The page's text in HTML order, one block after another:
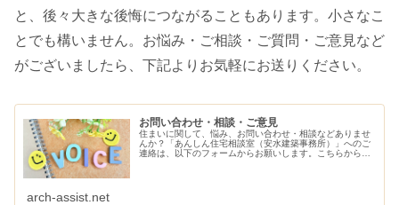
と、後々大きな後悔につながることもあります。小さなこ
とでも構いません。お悩み・ご相談・ご質問・ご意見など
がございましたら、下記よりお気軽にお送りください。
お問い合わせ・相談・ご意見
住まいに関して、悩み、お問い合わせ・相談などありませ
んか？「あんしん住宅相談室（安水建築事務所）」へのご
連絡は、以下のフォームからお願いします。こちらから、
arch-assist.net